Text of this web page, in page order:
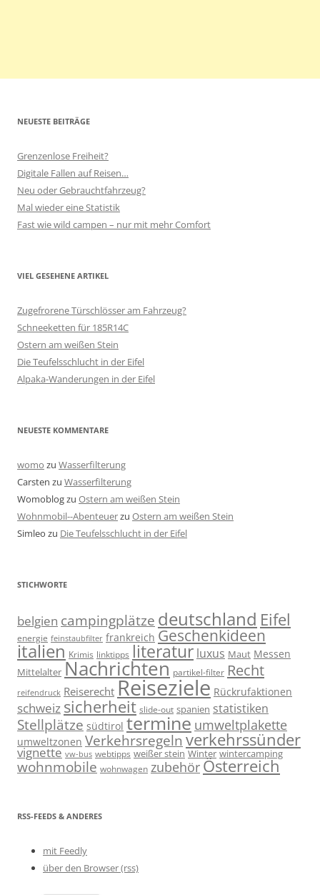
NEUESTE BEITRÄGE
Grenzenlose Freiheit?
Digitale Fallen auf Reisen…
Neu oder Gebrauchtfahrzeug?
Mal wieder eine Statistik
Fast wie wild campen – nur mit mehr Comfort
VIEL GESEHENE ARTIKEL
Zugefrorene Türschlösser am Fahrzeug?
Schneeketten für 185R14C
Ostern am weißen Stein
Die Teufelsschlucht in der Eifel
Alpaka-Wanderungen in der Eifel
NEUESTE KOMMENTARE
womo zu Wasserfilterung
Carsten zu Wasserfilterung
Womoblogzu Ostern am weißen Stein
Wohnmobil--Abenteuerzu Ostern am weißen Stein
Simleo zu Die Teufelsschlucht in der Eifel
STICHWORTE
belgien campingplätze deutschland Eifel
energie feinstaubfilter frankreich Geschenkideen
italien Krimis linktipps literatur luxus Maut Messen
Mittelalter Nachrichten partikel-filter Recht
reifendruck Reiserecht Reiseziele Rückrufaktionen
schweiz sicherheit slide-out spanien statistiken
Stellplätze südtirol termine umweltplakette
umweltzonen Verkehrsregeln verkehrssünder
vignette vw-bus webtipps weißer stein Winter wintercamping
wohnmobile wohnwagen zubehör Österreich
RSS-FEEDS & ANDERES
mit Feedly
über den Browser (rss)